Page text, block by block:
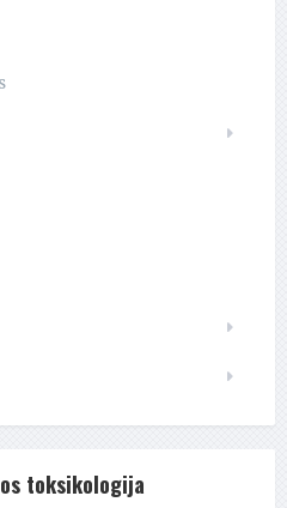
toksikologija